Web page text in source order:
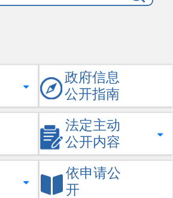
政府信息
公开指南
法定主动
公开内容
依申请公
开